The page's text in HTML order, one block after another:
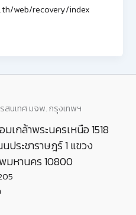
web/recovery/index
สนเทศ มจพ. กรุงเทพฯ
เกล้าพระนครเหนือ 1518
ประชาราษฎร์ 1 แขวง
มหานคร 10800